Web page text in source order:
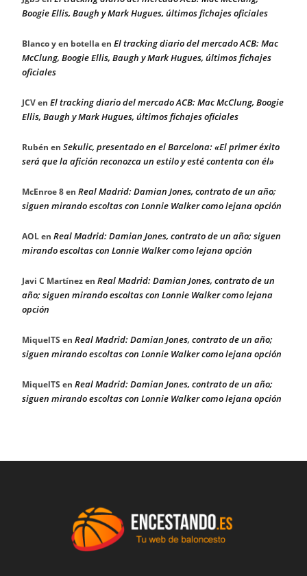
Boogie Ellis, Baugh y Mark Hugues, últimos fichajes oficiales
Blanco y en botellaen El tracking diario del mercado ACB: Mac
McClung, Boogie Ellis, Baugh y Mark Hugues, últimos fichajes
oficiales
JCVen El tracking diario del mercado ACB: Mac McClung, Boogie
Ellis, Baugh y Mark Hugues, últimos fichajes oficiales
Rubén en Sekulic, presentado en el Barcelona: «El primer éxito
será que la afición reconozca un estilo y esté contenta con él»
McEnroe 8en Real Madrid: Damian Jones, contrato de un año;
siguen mirando escoltas con Lonnie Walker como lejana opción
AOLen Real Madrid: Damian Jones, contrato de un año; siguen
mirando escoltas con Lonnie Walker como lejana opción
Javi C Martínezen Real Madrid: Damian Jones, contrato de un
año; siguen mirando escoltas con Lonnie Walker como lejana
opción
MiquelTS en Real Madrid: Damian Jones, contrato de un año;
siguen mirando escoltas con Lonnie Walker como lejana opción
MiquelTS en Real Madrid: Damian Jones, contrato de un año;
siguen mirando escoltas con Lonnie Walker como lejana opción